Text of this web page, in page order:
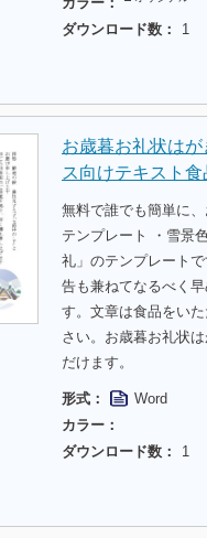
ダウンロード数： 1
お歳暮お礼状は
ス向けテキスト
無料で誰でも簡単に
テンプレート ・雪景
礼」のテンプレート
告も兼ねてなるべく
す。文章は食品をい
さい。お歳暮お礼状
だけます。
形式：
Word
カラー：
ダウンロード数：
1